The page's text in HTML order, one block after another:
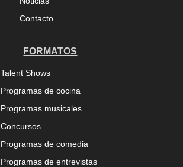
Contacto
FORMATOS
Talent Shows
Programas de cocina
Programas musicales
Concursos
Programas de comedia
Programas de entrevistas